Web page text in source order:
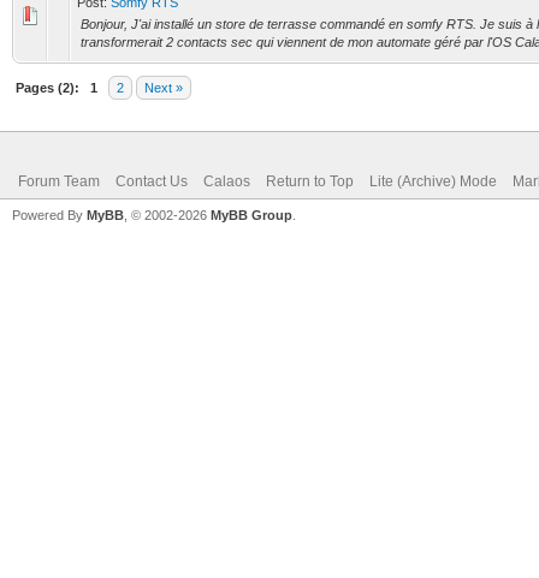
Bonjour, J'ai installé un store de terrasse commandé en somfy RTS. Je suis à
transformerait 2 contacts sec qui viennent de mon automate géré par l'OS
Pages (2): 1 2 Next »
Forum Team Contact Us Calaos Return to Top Lite (Archive) Mode
Powered By MyBB , © 2002-2026 MyBB Group